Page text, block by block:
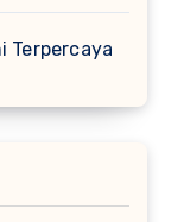
Terpercaya